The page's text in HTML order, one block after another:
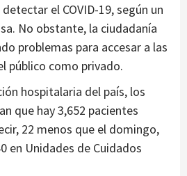
el COVID-19, según un
No obstante, la ciudadanía
problemas para accesar a las
público como privado.
hospitalaria del país, los
que hay 3,652 pacientes
22 menos que el domingo,
en Unidades de Cuidados